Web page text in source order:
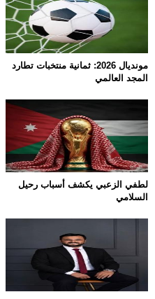
مونديال 2026: ثمانية منتخبات تطارد
المجد العالمي
لطفي الزعبي يكشف أسباب رحيل
السلامي